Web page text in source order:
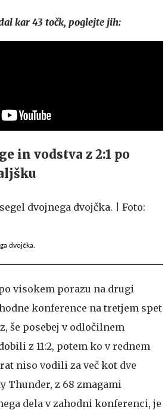
kar 43 točk, poglejte jih:
in vodstva z 2:1 po
dvojčka.
visokem porazu na drugi
konference na tretjem spet
še posebej v odločilnem
z 11:2, potem ko v rednem
niso vodili za več kot dve
Thunder, z 68 zmagami
dela v zahodni konferenci, je